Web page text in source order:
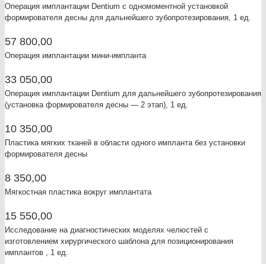
Операция имплантации Dentium с одномоментной установкой
формирователя десны для дальнейшего зубопротезирования, 1 ед.
57 800,00
Операция имплантации мини-импланта
33 050,00
Операция имплантации Dentium для дальнейшего зубопротезирования
(установка формирователя десны — 2 этап), 1 ед.
10 350,00
Пластика мягких тканей в области одного импланта без установки
формирователя десны
8 350,00
Мягкостная пластика вокруг имплантата
15 550,00
Исследование на диагностических моделях челюстей с
изготовлением хирургического шаблона для позиционирования
имплантов , 1 ед.